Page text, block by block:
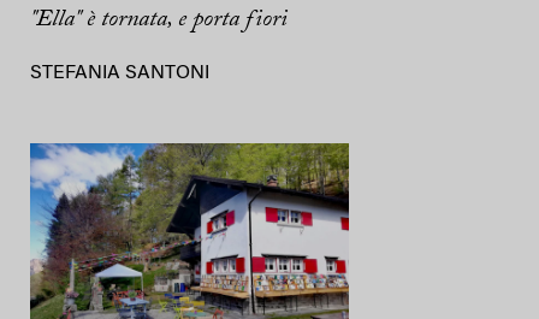
"Ella" è tornata, e porta fiori
STEFANIA SANTONI